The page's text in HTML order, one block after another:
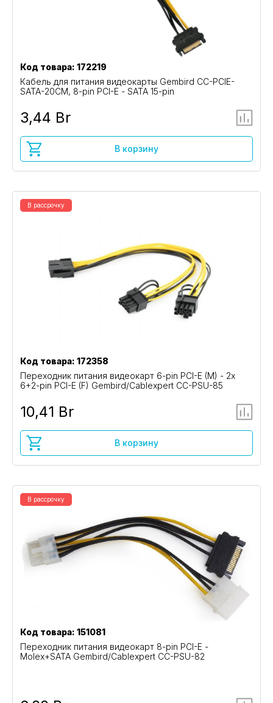
Код товара: 172219
Кабель для питания видеокарты Gembird CC-PCIE-
SATA-20CM, 8-pin PCI-E - SATA 15-pin
3,44 Br
В корзину
В рассрочку
Код товара: 172358
Переходник питания видеокарт 6-pin PCI-E (M) - 2x
6+2-pin PCI-E (F) Gembird/Cablexpert CC-PSU-85
10,41 Br
В корзину
В рассрочку
Код товара: 151081
Переходник питания видеокарт 8-pin PCI-E -
Molex+SATA Gembird/Cablexpert CC-PSU-82